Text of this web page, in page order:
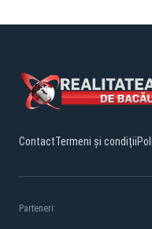
ContactTermeni și condiții
Parteneri: